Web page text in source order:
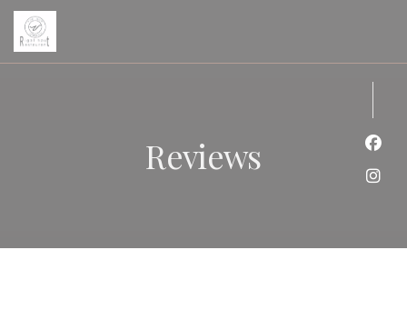
Cookies beheer paneel
Reviews